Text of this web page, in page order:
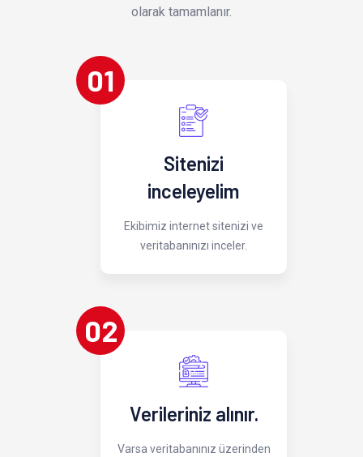
olarak tamamlanır.
01
Sitenizi
inceleyelim
Ekibimiz internet sitenizi ve
veritabanınızı inceler.
02
Verileriniz alınır.
Varsa veritabanınız üzerinden